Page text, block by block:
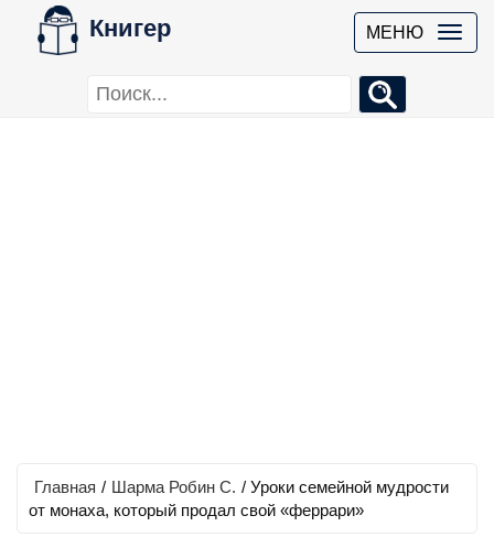
Книгер МЕНЮ
Главная / Шарма Робин С. / Уроки семейной мудрости
от монаха, который продал свой «феррари»